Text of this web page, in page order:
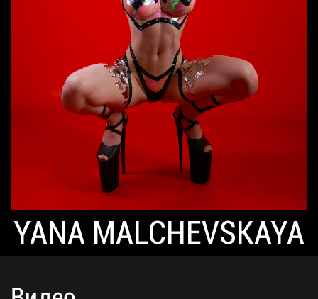
YANA MALCHEVSKAYA